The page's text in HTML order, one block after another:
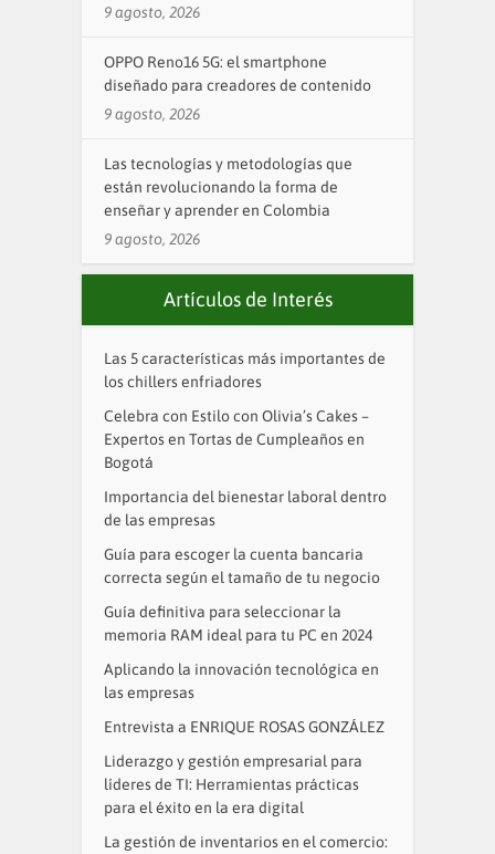
9 agosto, 2026
OPPO Reno16 5G: el smartphone
diseñado para creadores de contenido
9 agosto, 2026
Las tecnologías y metodologías que
están revolucionando la forma de
enseñar y aprender en Colombia
9 agosto, 2026
Artículos de Interés
Las 5 características más importantes de
los chillers enfriadores
Celebra con Estilo con Olivia’s Cakes –
Expertos en Tortas de Cumpleaños en
Bogotá
Importancia del bienestar laboral dentro
de las empresas
Guía para escoger la cuenta bancaria
correcta según el tamaño de tu negocio
Guía definitiva para seleccionar la
memoria RAM ideal para tu PC en 2024
Aplicando la innovación tecnológica en
las empresas
Entrevista a ENRIQUE ROSAS GONZÁLEZ
Liderazgo y gestión empresarial para
líderes de TI: Herramientas prácticas
para el éxito en la era digital
La gestión de inventarios en el comercio: